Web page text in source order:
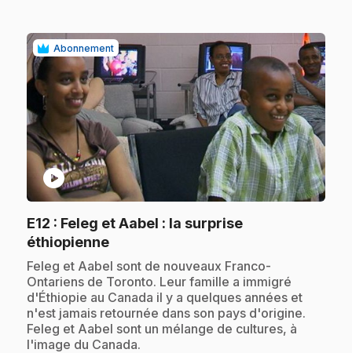
Abonnement
play_circle
E12 : Feleg et Aabel : la surprise
éthiopienne.
.Feleg et Aabel sont de nouveaux Franco-
Ontariens de Toronto. Leur famille a immigré
d'Éthiopie au Canada il y a quelques années et
n'est jamais retournée dans son pays d'origine.
Feleg et Aabel sont un mélange de cultures, à
l'image du Canada.